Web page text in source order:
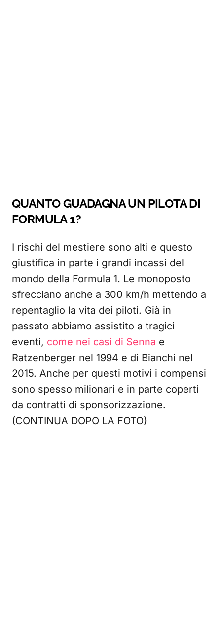
QUANTO GUADAGNA UN PILOTA DI
FORMULA 1?
I rischi del mestiere sono alti e questo
giustifica in parte i grandi incassi del
mondo della Formula 1. Le monoposto
sfrecciano anche a 300 km/h mettendo a
repentaglio la vita dei piloti. Già in
passato abbiamo assistito a tragici
eventi, come nei casi di Senna e
Ratzenberger nel 1994 e di Bianchi nel
2015. Anche per questi motivi i compensi
sono spesso milionari e in parte coperti
da contratti di sponsorizzazione.
(CONTINUA DOPO LA FOTO)